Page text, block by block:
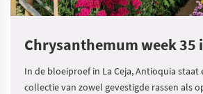
Chrysanthemum week 35
In de bloeiproef in La Ceja, Antioquia staat
collectie van zowel gevestigde rassen als